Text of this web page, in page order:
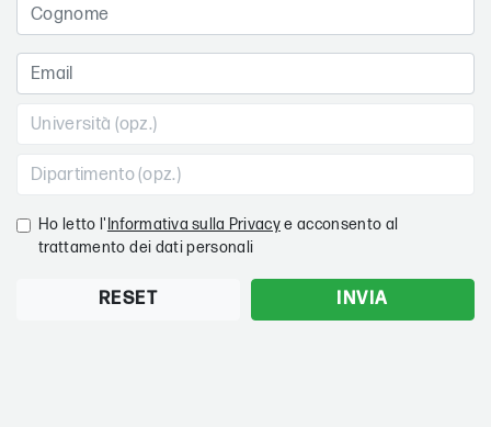
Ho letto l' Informativa sulla Privacye acconsento al
trattamento dei dati personali
RESET INVIA